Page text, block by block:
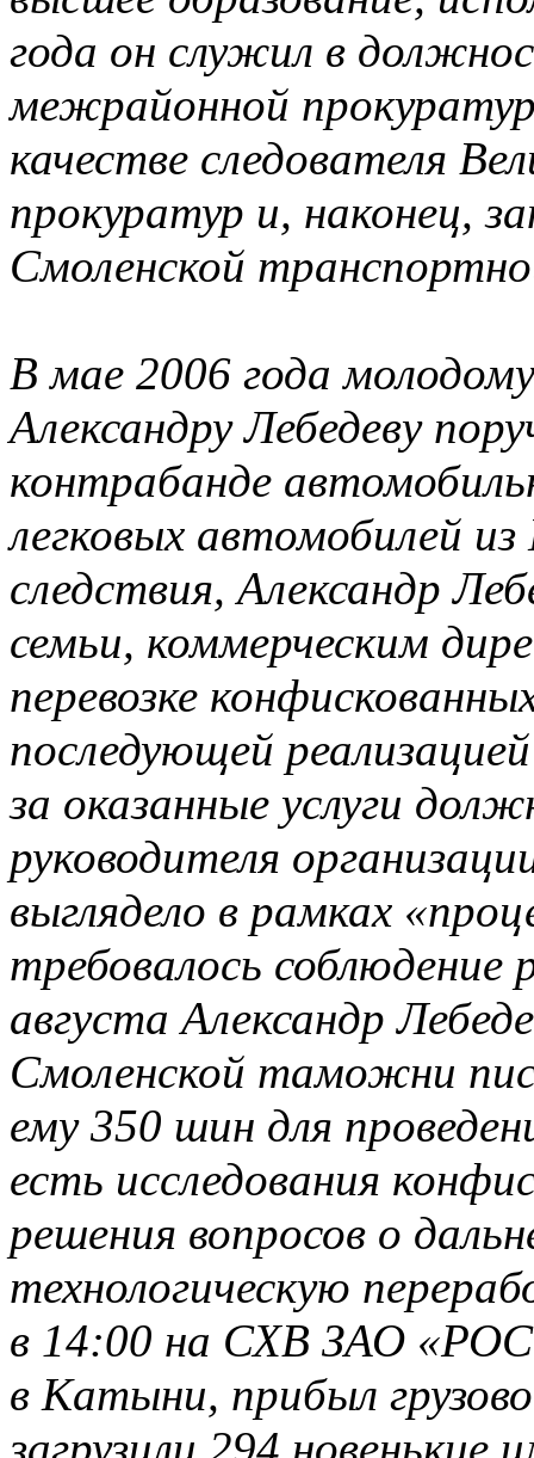
года он служил в
межрайонной
качестве следователя
прокуратур и, наконец,
Смоленской
В мае 2006 года
Александру Лебедеву
контрабанде
легковых автомобилей
следствия, Александр
семьи, коммерческим
перевозке
последующей
за оказанные услуги
руководителя
выглядело в рамках
требовалось
августа Александр
Смоленской таможни
ему 350 шин для
есть исследования
решения вопросов о
технологическую
в 14:00 на СХВ ЗАО
в Катыни, прибыл